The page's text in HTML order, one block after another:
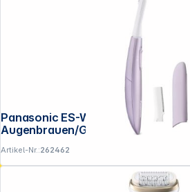
Panasonic ES-WF71-V503
Augenbrauen/Gesichtshaartrimmer
Artikel-Nr.:262462